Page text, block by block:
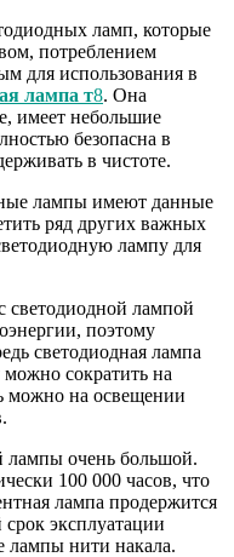
ламп, которые
потреблением
для использования в
лампа т8. Она
имеет небольшие
безопасна в
в чистоте.
лампы имеют данные
ряд других важных
лампу для
лампой
поэтому
светодиодная лампа
можно сократить на
можно на освещении
лампы очень большой.
100 000 часов, что
лампа продержится
эксплуатации
лампы нити накала.